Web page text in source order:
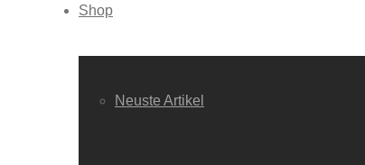
Shop
Neuste Artikel